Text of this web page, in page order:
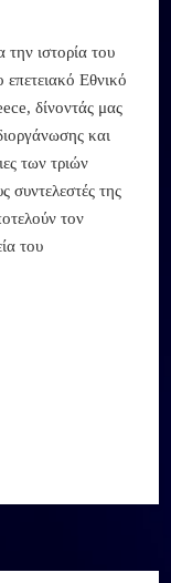
ιστορία του
Εθνικό
δίνοντάς μας
και
των τριών
της
τον
του